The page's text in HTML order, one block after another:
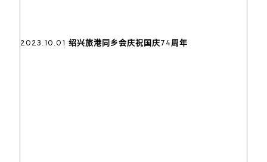
2023.10.01 绍兴旅港同乡会庆祝国庆74周年